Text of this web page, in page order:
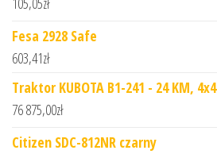
Fesa 2928 Safe
603,41zł
Traktor KUBOTA B1-241 - 24 KM, 4x4
76 875,00zł
Citizen SDC-812NR czarny